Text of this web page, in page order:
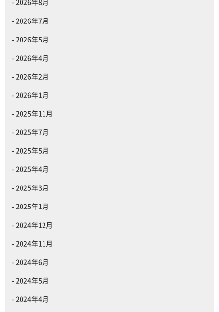
2026年8月
2026年7月
2026年5月
2026年4月
2026年2月
2026年1月
2025年11月
2025年7月
2025年5月
2025年4月
2025年3月
2025年1月
2024年12月
2024年11月
2024年6月
2024年5月
2024年4月